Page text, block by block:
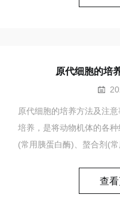
杂志上发布的文章中就用
7），
原代细胞的培
原代细胞的培养方法及注
培养，是将动物机体的各
(常用胰蛋白酶)、螯合剂(常
生长和繁殖。原代培养的
制备、接种及培养等步骤
查